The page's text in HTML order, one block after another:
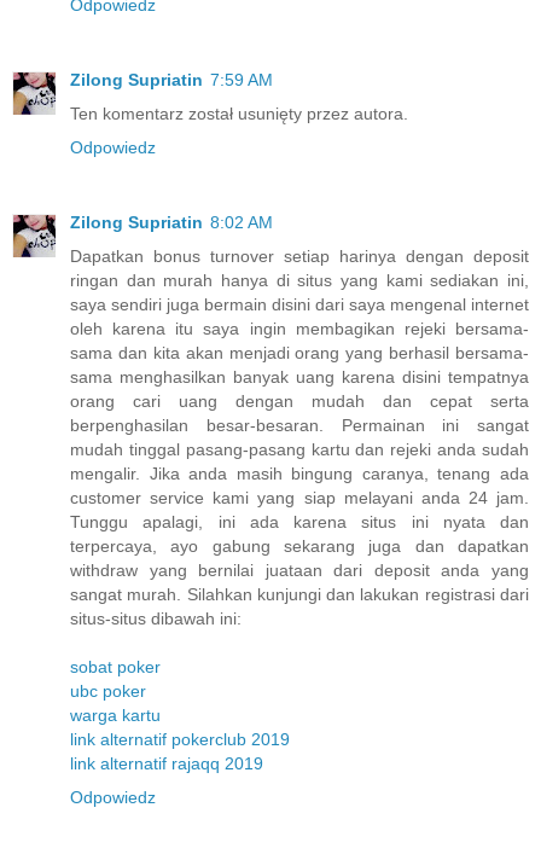
Odpowiedz
Zilong Supriatin 7:59 AM
Ten komentarz został usunięty przez autora.
Odpowiedz
Zilong Supriatin 8:02 AM
Dapatkan bonus turnover setiap harinya dengan deposit
ringan dan murah hanya di situs yang kami sediakan ini,
saya sendiri juga bermain disini dari saya mengenal internet
oleh karena itu saya ingin membagikan rejeki bersama-
sama dan kita akan menjadi orang yang berhasil bersama-
sama menghasilkan banyak uang karena disini tempatnya
orang cari uang dengan mudah dan cepat serta
berpenghasilan besar-besaran. Permainan ini sangat
mudah tinggal pasang-pasang kartu dan rejeki anda sudah
mengalir. Jika anda masih bingung caranya, tenang ada
customer service kami yang siap melayani anda 24 jam.
Tunggu apalagi, ini ada karena situs ini nyata dan
terpercaya, ayo gabung sekarang juga dan dapatkan
withdraw yang bernilai juataan dari deposit anda yang
sangat murah. Silahkan kunjungi dan lakukan registrasi dari
situs-situs dibawah ini:
sobat poker
ubc poker
warga kartu
link alternatif pokerclub 2019
link alternatif rajaqq 2019
Odpowiedz